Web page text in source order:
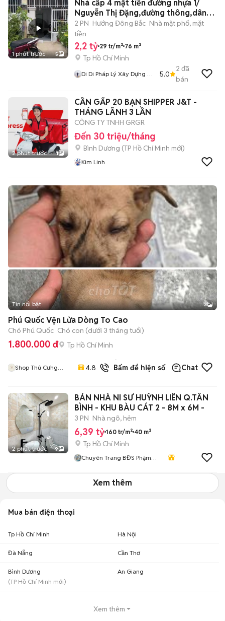
1 phút trước 5
Nhà cấp 4 mặt tiền đường nhựa 1/
Nguyễn Thị Đặng,đường thông,dân
đông
2 PN Hướng Đông Bắc Nhà mặt phố, mặt
tiền
2,2 tỷ 29 tr/m² 76 m²
Tp Hồ Chí Minh
Di Di Pháp Lý Xây Dựng Củ
5.0
2 đã
bán
2 phút trước 1
CẦN GẤP 20 BẠN SHIPPER J&T -
THÁNG LÃNH 3 LẦN
CÔNG TY TNHH GRGR
Đến 30 triệu/tháng
Bình Dương (TP Hồ Chí Minh mới)
Kim Linh
Tin nổi bật 3
Phú Quốc Vện Lửa Dòng To Cao
Chó Phú Quốc Chó con (dưới 3 tháng tuổi)
1.800.000 đ Tp Hồ Chí Minh
Shop Thú Cưng
4.8
99
đã
bán
Bấm để hiện số Chat
2 phút trước 9
BÁN NHÀ NI SƯ HUỲNH LIÊN Q.TÂN
BÌNH - KHU BÀU CÁT 2 - 8M x 6M -
3 PN Nhà ngõ, hẻm
6,39 tỷ 160 tr/m² 40 m²
Tp Hồ Chí Minh
Chuyên Trang BĐS Phạm
Xem thêm
Mua bán điện thoại
Tp Hồ Chí Minh Hà Nội
Đà Nẵng Cần Thơ
Bình Dương
(TP Hồ Chí Minh mới)
An Giang
Xem thêm